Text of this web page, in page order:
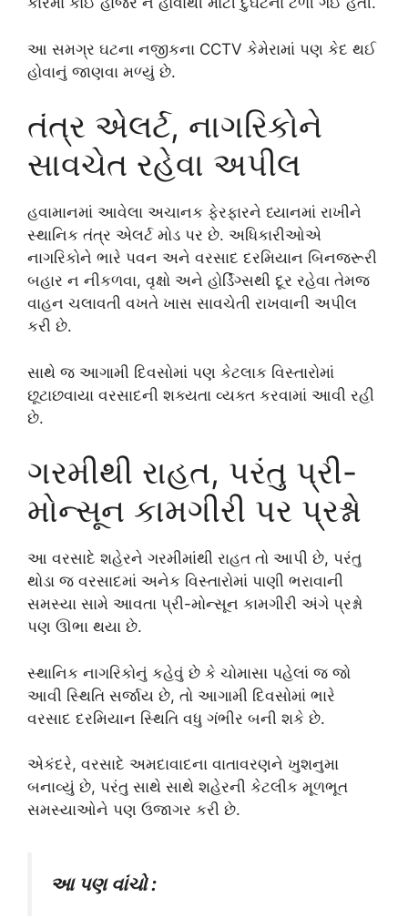
આ સમગ્ર ઘટના નજીકના CCTV કેમેરામાં પણ કેદ થઈ
હોવાનું જાણવા મળ્યું છે.
તંત્ર એલર્ટ, નાગરિકોને
સાવચેત રહેવા અપીલ
હવામાનમાં આવેલા અચાનક ફેરફારને ધ્યાનમાં રાખીને
સ્થાનિક તંત્ર એલર્ટ મોડ પર છે. અધિકારીઓએ
નાગરિકોને ભારે પવન અને વરસાદ દરમિયાન બિનજરૂરી
બહાર ન નીકળવા, વૃક્ષો અને હોર્ડિંગ્સથી દૂર રહેવા તેમજ
વાહન ચલાવતી વખતે ખાસ સાવચેતી રાખવાની અપીલ
કરી છે.
સાથે જ આગામી દિવસોમાં પણ કેટલાક વિસ્તારોમાં
છૂટાછવાયા વરસાદની શક્યતા વ્યક્ત કરવામાં આવી રહી
છે.
ગરમીથી રાહત, પરંતુ પ્રી-
મોન્સૂન કામગીરી પર પ્રશ્નો
આ વરસાદે શહેરને ગરમીમાંથી રાહત તો આપી છે, પરંતુ
થોડા જ વરસાદમાં અનેક વિસ્તારોમાં પાણી ભરાવાની
સમસ્યા સામે આવતા પ્રી-મોન્સૂન કામગીરી અંગે પ્રશ્નો
પણ ઊભા થયા છે.
સ્થાનિક નાગરિકોનું કહેવું છે કે ચોમાસા પહેલાં જ જો
આવી સ્થિતિ સર્જાય છે, તો આગામી દિવસોમાં ભારે
વરસાદ દરમિયાન સ્થિતિ વધુ ગંભીર બની શકે છે.
એકંદરે, વરસાદે અમદાવાદના વાતાવરણને ખુશનુમા
બનાવ્યું છે, પરંતુ સાથે સાથે શહેરની કેટલીક મૂળભૂત
સમસ્યાઓને પણ ઉજાગર કરી છે.
આ પણ વાંચો :